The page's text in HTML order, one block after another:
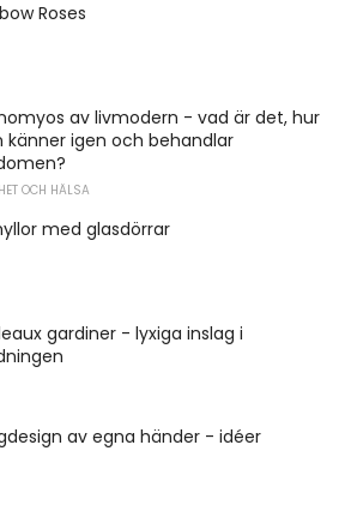
Roses
av livmodern - vad är det, hur
känner igen och behandlar
OCH HÄLSA
med glasdörrar
gardiner - lyxiga inslag i
av egna händer - idéer